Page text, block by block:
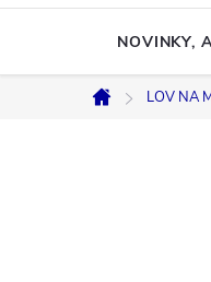
NOVINKY,
Domů
LOV NA